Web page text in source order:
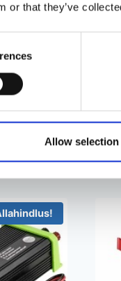
or that they’ve
Allow selection